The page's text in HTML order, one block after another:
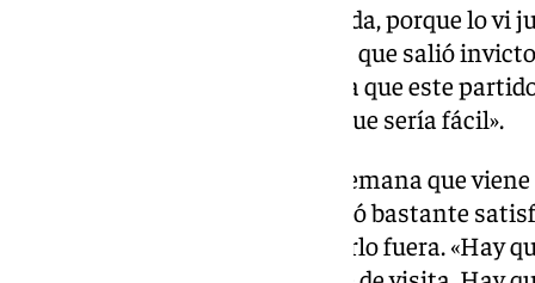
«No me ha sorprendido para nada, porque lo
un equipo bueno técnicamente, que salió
externamente, la gente pensaba que este
nosotros nunca pensamos en que sería fácil».
De cara al partido de vuelta la semana que
de los suyos, Pellegrini se mostró bastante
el Villamarín y abogó por repetirlo fuera. «Hay